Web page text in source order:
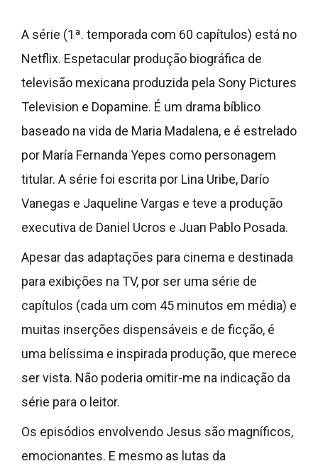
A série (1ª. temporada com 60 capítulos) está no
Netflix. Espetacular produção biográfica de
televisão mexicana produzida pela Sony Pictures
Television e Dopamine. É um drama bíblico
baseado na vida de Maria Madalena, e é estrelado
por María Fernanda Yepes como personagem
titular. A série foi escrita por Lina Uribe, Darío
Vanegas e Jaqueline Vargas e teve a produção
executiva de Daniel Ucros e Juan Pablo Posada.
Apesar das adaptações para cinema e destinada
para exibições na TV, por ser uma série de
capítulos (cada um com 45 minutos em média) e
muitas inserções dispensáveis e de ficção, é
uma belíssima e inspirada produção, que merece
ser vista. Não poderia omitir-me na indicação da
série para o leitor.
Os episódios envolvendo Jesus são magníficos,
emocionantes. E mesmo as lutas da